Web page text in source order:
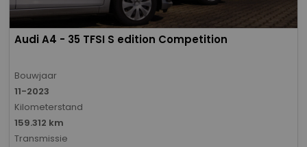
Audi A4 - 35 TFSI S edition Competition
Bouwjaar
11-2023
Kilometerstand
159.312 km
Transmissie